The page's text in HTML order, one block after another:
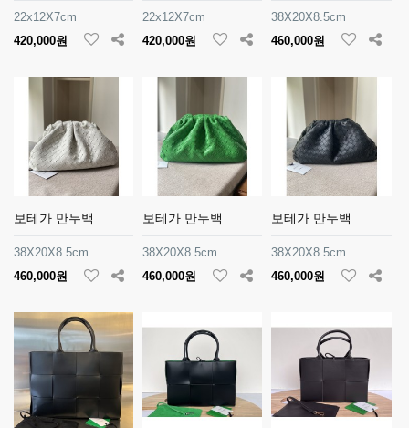
22x12X7cm
420,000원
22x12X7cm
420,000원
38X20X8.5cm
460,000원
보테가 만두백
38X20X8.5cm
460,000원
보테가 만두백
38X20X8.5cm
460,000원
보테가 만두백
38X20X8.5cm
460,000원